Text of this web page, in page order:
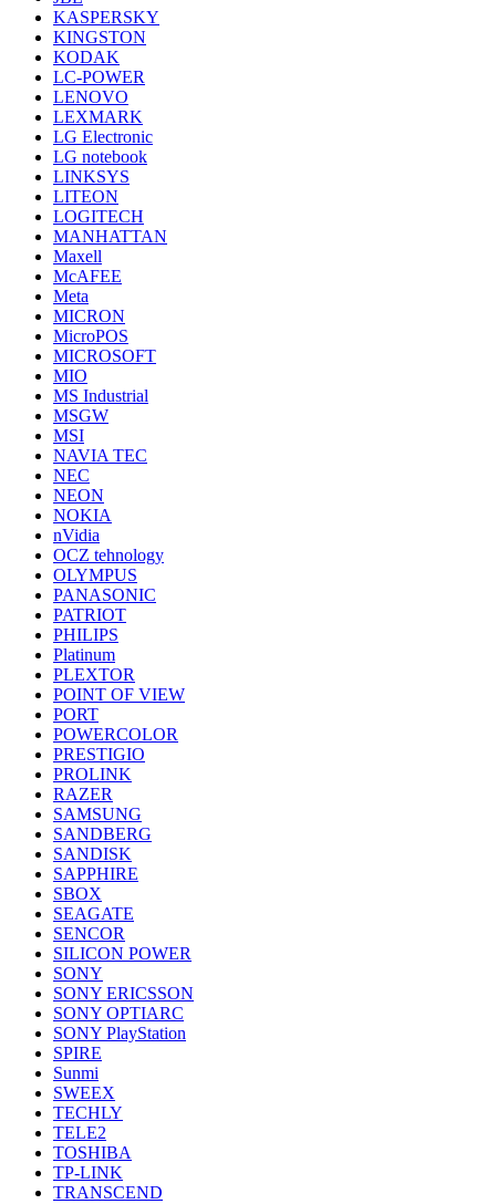
KASPERSKY
KINGSTON
KODAK
LC-POWER
LENOVO
LEXMARK
LG Electronic
LG notebook
LINKSYS
LITEON
LOGITECH
MANHATTAN
Maxell
McAFEE
Meta
MICRON
MicroPOS
MICROSOFT
MIO
MS Industrial
MSGW
MSI
NAVIA TEC
NEC
NEON
NOKIA
nVidia
OCZ tehnology
OLYMPUS
PANASONIC
PATRIOT
PHILIPS
Platinum
PLEXTOR
POINT OF VIEW
PORT
POWERCOLOR
PRESTIGIO
PROLINK
RAZER
SAMSUNG
SANDBERG
SANDISK
SAPPHIRE
SBOX
SEAGATE
SENCOR
SILICON POWER
SONY
SONY ERICSSON
SONY OPTIARC
SONY PlayStation
SPIRE
Sunmi
SWEEX
TECHLY
TELE2
TOSHIBA
TP-LINK
TRANSCEND